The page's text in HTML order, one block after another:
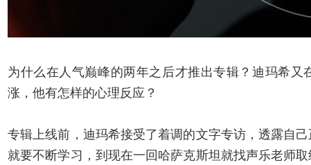
为什么在人气巅峰的两年之后才推出专辑？迪玛希又
涨，他有怎样的心理反应？
专辑上线前，迪玛希接受了着调的文字专访，透露自
就要不断学习，到现在一回哈萨克斯坦就找声乐老师